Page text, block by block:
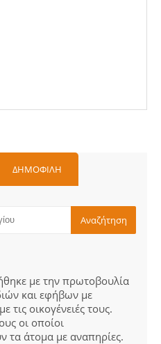
ΔΗΜΟΦΙΛΗ
με την πρωτοβουλία
και εφήβων με
τις οικογένειές τους.
οι οποίοι
τα άτομα με αναπηρίες.